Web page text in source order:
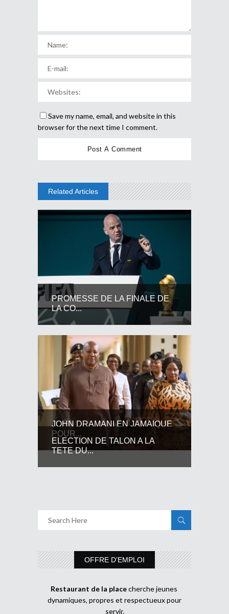
Save my name, email, and website in this
browser for the next time I comment.
Related Articles
PROMESSE DE LA FINALE DE
LA CO...
JOHN DRAMANI EN JAMAIQUE
POUR...
ELECTION DE TALON A LA
TETE DU...
OFFRE D’EMPLOI
Restaurant de la placecherche jeunes
dynamiques, propres et respectueux pour
servir.